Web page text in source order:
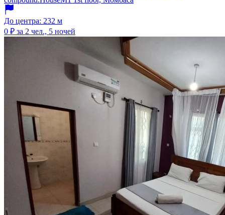
До центра: 232 м
0 ₽ за 2 чел., 5 ночей